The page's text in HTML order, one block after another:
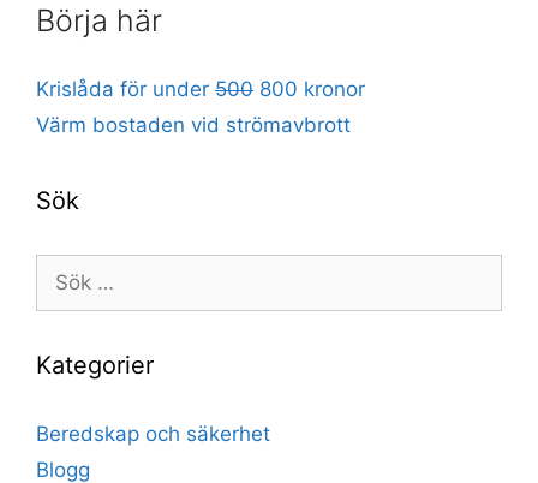
Börja här
Krislåda för under 500 800 kronor
Värm bostaden vid strömavbrott
Sök
efter:
Kategorier
Beredskap och säkerhet
Blogg